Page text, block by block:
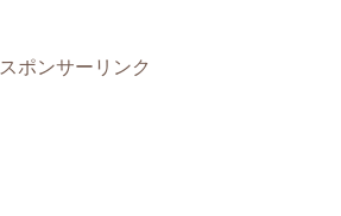
スポンサーリンク